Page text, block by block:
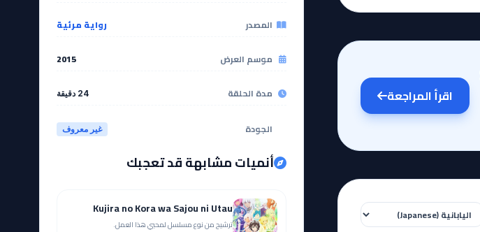
اقرأ المراجعة
المصدر رواية مرئية
موسم العرض 2015
مدة الحلقة 24 دقيقة
الجودة غير معروف
أنميات مشابهة قد تعجبك
Kujira no Kora wa Sajou ni Utau
ترشيح من نوع مسلسل لمحبي هذا العمل.